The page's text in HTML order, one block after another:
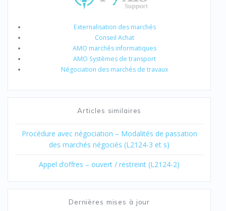
Externalisation des marchés
Conseil Achat
AMO marchés informatiques
AMO Systèmes de transport
Négociation des marchés de travaux
Articles similaires
Procédure avec négociation – Modalités de passation
des marchés négociés (L2124-3 et s)
Appel d’offres – ouvert / restreint (L2124-2)
Dernières mises à jour